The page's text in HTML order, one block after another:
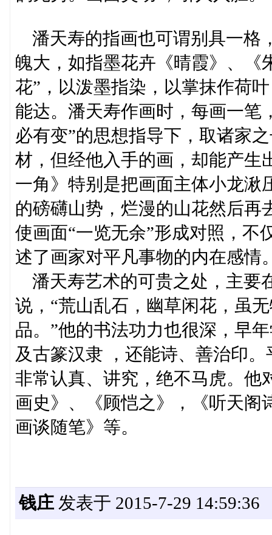
潘天寿的指画也可谓别具一格
魄大，如指墨花卉《晴霞》、《
花”，以泼墨指染，以掌抹作荷
能达。潘天寿作画时，每画一笔
必有变”的思想指导下，取诸家
材，但经他入手的画，却能产生
一角》特别是把画面主体小龙湫
的磅礴山势，烂漫的山花然后再
使画面“一览无余”形成对照，不
述了画家对平凡事物的内在感情
潘天寿艺术的可贵之处，主要
说，“荒山乱石，幽草闲花，虽
品。”他的书法功力也很深，早
及古篆汉隶 ，还能诗、善治印
非常认真、讲究，绝不马虎。他
画史》、《顾恺之》，《听天阁
画谈随笔》等。
钱庄发表于 2015-7-29 14:59:36